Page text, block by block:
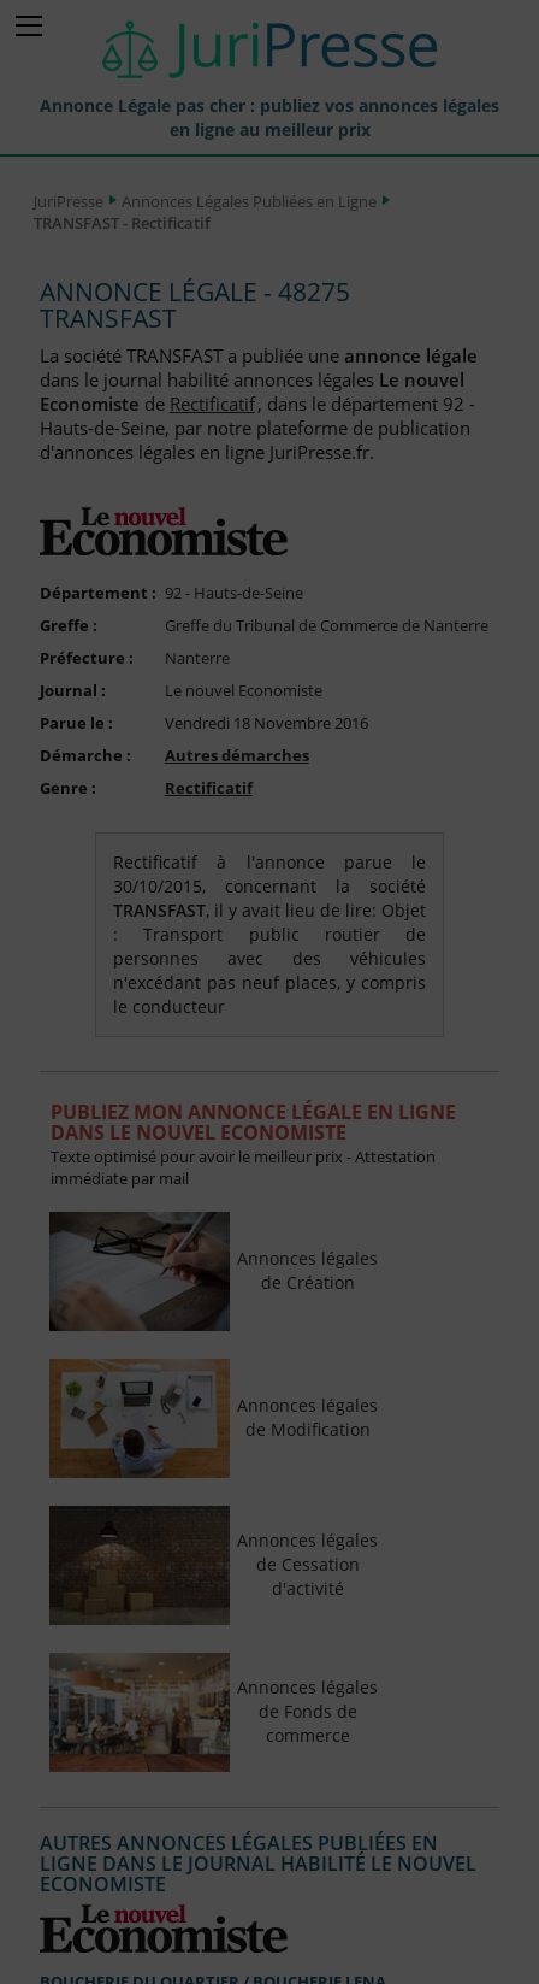
Annonce Légale pas cher : publiez vos annonces légales
en ligne au meilleur prix
Annonces Légales Publiées
Journaux Habilités (JAL) Annonces Légales
Départements pour la Publication d'Annonces Légales
Liste des Greffes
Liste des CCI
FAQ
Nous Contacter
Compte PRO
JuriPresse
Annonces Légales Publiées en Ligne
TRANSFAST - Rectificatif
ANNONCE LÉGALE - 48275
TRANSFAST
La société TRANSFAST a publiée une annonce légale
dans le journal habilité annonces légales Le nouvel
Economiste de Rectificatif, dans le département 92 -
Hauts-de-Seine, par notre plateforme de publication
d'annonces légales en ligne JuriPresse.fr.
Département : 92 - Hauts-de-Seine
Greffe :
Greffe du Tribunal de Commerce de Nanterre
Préfecture :
Nanterre
Journal :
Le nouvel Economiste
Parue le :
Vendredi 18 Novembre 2016
Démarche :
Autres démarches
Genre :
Rectificatif
Rectificatif à l'annonce parue le
30/10/2015, concernant la société
TRANSFAST, il y avait lieu de lire: Objet
: Transport public routier de
personnes avec des véhicules
n'excédant pas neuf places, y compris
le conducteur
PUBLIEZ MON ANNONCE LÉGALE EN LIGNE
DANS LE NOUVEL ECONOMISTE
Texte optimisé pour avoir le meilleur prix - Attestation
immédiate par mail
Annonces légales
de Création
Annonces légales
de Modification
Annonces légales
de Cessation
d'activité
Annonces légales
de Fonds de
commerce
AUTRES ANNONCES LÉGALES PUBLIÉES EN
LIGNE DANS LE JOURNAL HABILITÉ LE NOUVEL
ECONOMISTE